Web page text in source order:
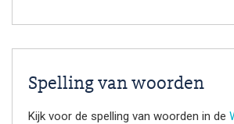
Spelling van woorden
Kijk voor de spelling van woorden in de